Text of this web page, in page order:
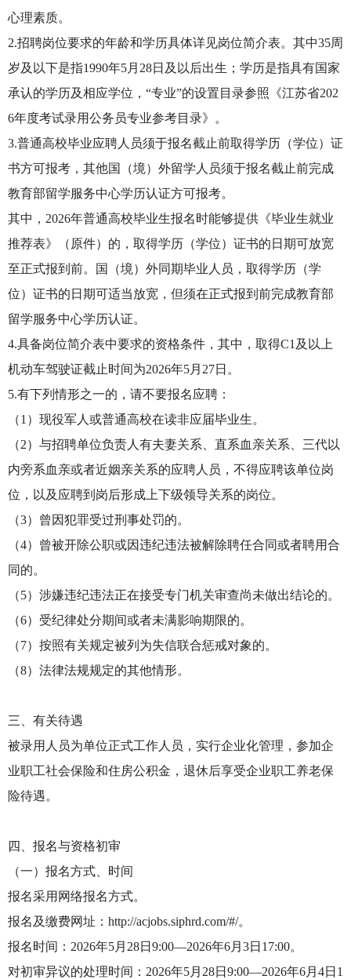
心理素质。
2.招聘岗位要求的年龄和学历具体详见岗位简介表。其中35周
岁及以下是指1990年5月28日及以后出生；学历是指具有国家
承认的学历及相应学位，“专业”的设置目录参照《江苏省202
6年度考试录用公务员专业参考目录》。
3.普通高校毕业应聘人员须于报名截止前取得学历（学位）证
书方可报考，其他国（境）外留学人员须于报名截止前完成
教育部留学服务中心学历认证方可报考。
其中，2026年普通高校毕业生报名时能够提供《毕业生就业
推荐表》（原件）的，取得学历（学位）证书的日期可放宽
至正式报到前。国（境）外同期毕业人员，取得学历（学
位）证书的日期可适当放宽，但须在正式报到前完成教育部
留学服务中心学历认证。
4.具备岗位简介表中要求的资格条件，其中，取得C1及以上
机动车驾驶证截止时间为2026年5月27日。
5.有下列情形之一的，请不要报名应聘：
（1）现役军人或普通高校在读非应届毕业生。
（2）与招聘单位负责人有夫妻关系、直系血亲关系、三代以
内旁系血亲或者近姻亲关系的应聘人员，不得应聘该单位岗
位，以及应聘到岗后形成上下级领导关系的岗位。
（3）曾因犯罪受过刑事处罚的。
（4）曾被开除公职或因违纪违法被解除聘任合同或者聘用合
同的。
（5）涉嫌违纪违法正在接受专门机关审查尚未做出结论的。
（6）受纪律处分期间或者未满影响期限的。
（7）按照有关规定被列为失信联合惩戒对象的。
（8）法律法规规定的其他情形。
三、有关待遇
被录用人员为单位正式工作人员，实行企业化管理，参加企
业职工社会保险和住房公积金，退休后享受企业职工养老保
险待遇。
四、报名与资格初审
（一）报名方式、时间
报名采用网络报名方式。
报名及缴费网址：http://acjobs.siphrd.com/#/。
报名时间：2026年5月28日9:00—2026年6月3日17:00。
对初审异议的处理时间：2026年5月28日9:00—2026年6月4日1